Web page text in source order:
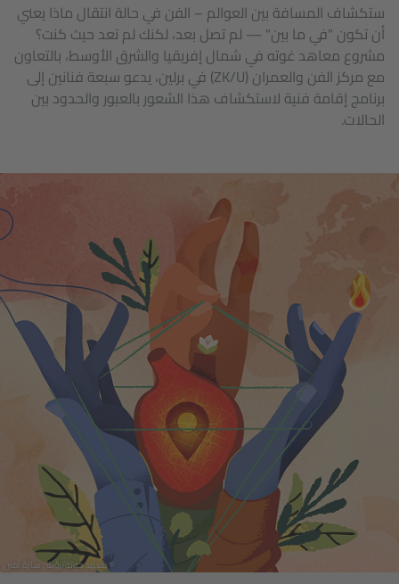
ستكشاف المسافة بين العوالم – الفن في حالة انتقال ماذا يعني
أن تكون "في ما بين" — لم تصل بعد، لكنك لم تعد حيث كنت؟
مشروع معاهد غوته في شمال إفريقيا والشرق الأوسط، بالتعاون
مع مركز الفن والعمران (ZK/U) في برلين، يدعو سبعة فنانين إلى
برنامج إقامة فنية لاستكشاف هذا الشعور بالعبور والحدود بين
الحالات.
© معهد جوتة/رؤية ; سارة أمين